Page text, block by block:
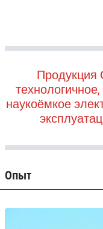
наукоёмкое
Опыт